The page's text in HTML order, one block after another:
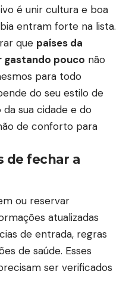
é unir cultura e boa
entram forte na lista.
que países da
gastando pouco não
para todo
do seu estilo de
da sua cidade e do
de conforto para
de fechar a
ou reservar
atualizadas
de entrada, regras
de saúde. Esses
ser verificados